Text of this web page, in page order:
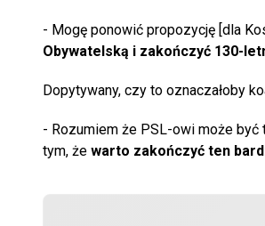
- Mogę ponowić propozycję [dla
Obywatelską i zakończyć 130-
Dopytywany, czy to oznaczałoby
- Rozumiem że PSL-owi może być
tym, że warto zakończyć ten